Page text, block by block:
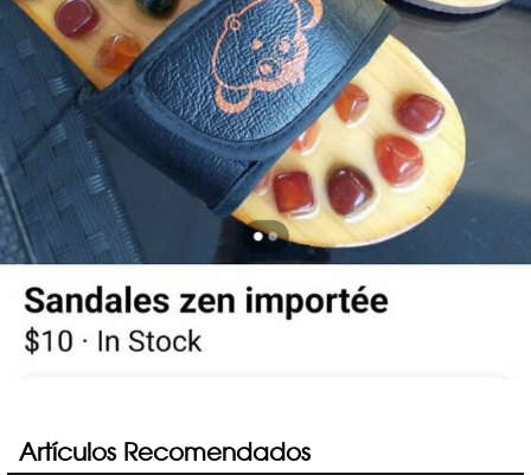
Artículos Recomendados